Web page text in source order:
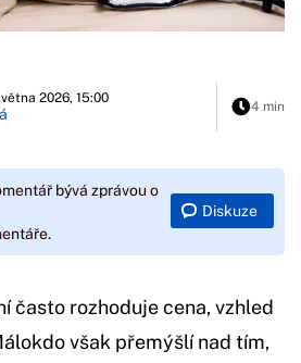
2026, 15:00
4 min
bývá zprávou o
Diskuze
často rozhoduje cena, vzhled
však přemýšlí nad tím,